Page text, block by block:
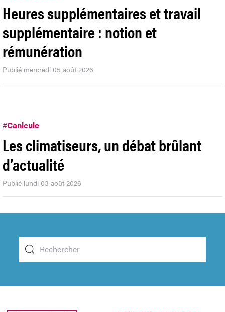
Heures supplémentaires et travail
supplémentaire : notion et
rémunération
Publié mercredi 05 août 2026
#Canicule
Les climatiseurs, un débat brûlant
d’actualité
Publié lundi 03 août 2026